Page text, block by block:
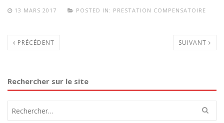
13 MARS 2017 POSTED IN: PRESTATION COMPENSATOIRE
PRÉCÉDENT SUIVANT
Rechercher sur le site